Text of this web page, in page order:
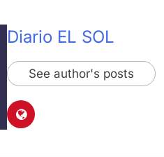
Diario EL SOL
See author's posts